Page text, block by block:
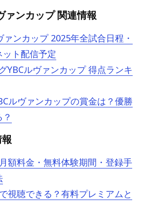
ァンカップ 関連情報
ァンカップ 2025年全試合日程・
ト配信予定
YBCルヴァンカップ 得点ランキ
ルヴァンカップの賞金は？優勝
額料金・無料体験期間・登録手
視聴できる？有料プレミアムと